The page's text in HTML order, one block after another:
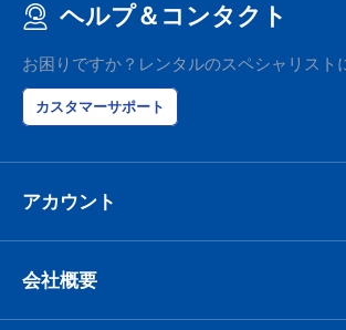
ヘルプ＆コンタクト
お困りですか？レンタルのスペシャリスト
カスタマーサポート
アカウント
会社概要